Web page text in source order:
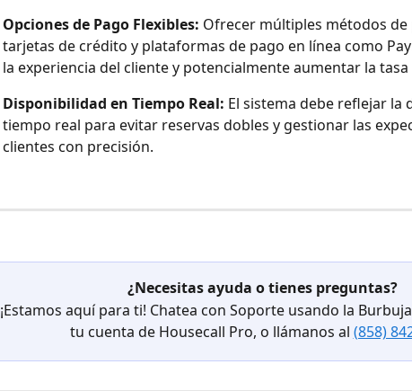
Opciones de Pago Flexibles: Ofrecer múltiples métodos de
tarjetas de crédito y plataformas de pago en línea como
la experiencia del cliente y potencialmente aumentar la
Disponibilidad en Tiempo Real: El sistema debe reflejar la
tiempo real para evitar reservas dobles y gestionar las
clientes con precisión.
¿Necesitas ayuda o tienes preguntas?
¡Estamos aquí para ti! Chatea con Soporte usando la
tu cuenta de Housecall Pro, o llámanos al (858)